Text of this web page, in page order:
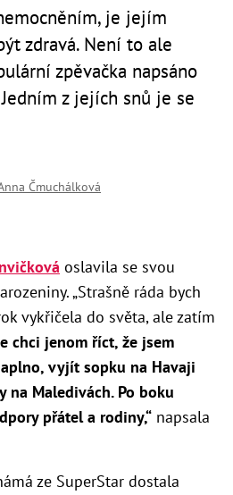
je jejím
zdravá. Není to ale
zpěvačka napsáno
z jejích snů je se
Čmuchálková
oslavila se svou
„Strašně ráda bych
vykřičela do světa, ale zatím
chci jenom říct, že jsem
vyjít sopku na Havaji
na Maledivách. Po boku
přátel a rodiny,“ napsala
ze SuperStar dostala